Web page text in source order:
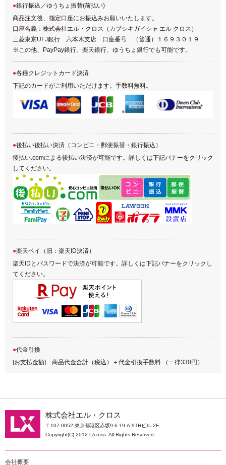
銀行振込／ゆうちょ振替(前払い)
商品注文後、指定口座にお振込みお願いいたします。
口座名義：株式会社エル・クロス（カブシキガイシャ エル クロス）
三菱東京UFJ銀行 六本木支店 口座番号 （普通）１６９３０１９
※この他、PayPay銀行、楽天銀行、ゆうちょ銀行でも可能です。
各種クレジットカード決済
下記のカードがご利用いただけます。手数料無料。
後払い後払い決済（コンビニ・郵便振替・銀行振込）
後払い.comによる後払い決済が可能です。詳しくは下記バナーをクリック
してください。
楽天ペイ（旧：楽天ID決済）
楽天IDとパスワードで決済が可能です。詳しくは下記バナーをクリックし
てください。
代金引換
[お支払金額] 商品代金合計（税込）＋代金引換手数料 （一律330円）
株式会社エル・クロス
〒107-0052 東京都港区赤坂9-6-19 A-9THビル 2F
Copyright(C) 2012 L/cross. All Rights Reserved.
会社概要